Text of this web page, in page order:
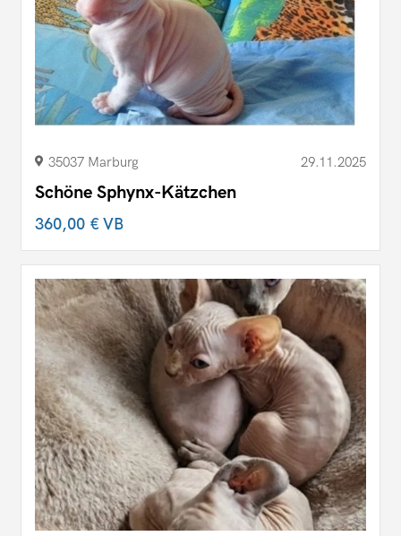
35037 Marburg 29.11.2025
Schöne Sphynx-Kätzchen
360,00 €VB